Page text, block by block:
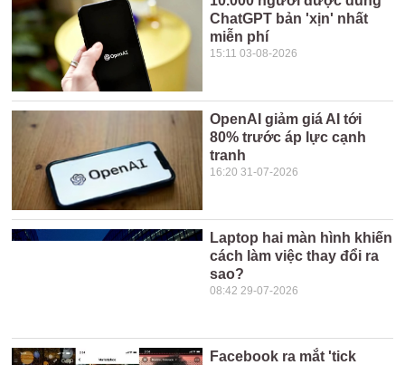
ChatGPT bản 'xịn' nhất
miễn phí
15:11 03-08-2026
OpenAI giảm giá AI tới
80% trước áp lực cạnh
tranh
16:20 31-07-2026
Laptop hai màn hình khiến
cách làm việc thay đổi ra
sao?
08:42 29-07-2026
Facebook ra mắt 'tick